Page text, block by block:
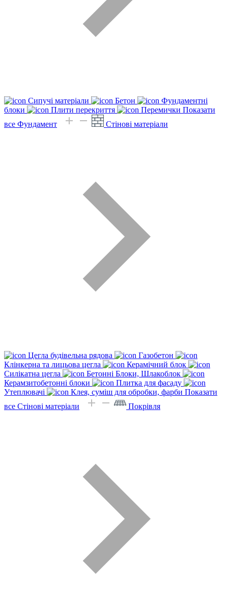
Сипучі матеріали Бетон
Фундаментні
блоки
Плити перекриття Перемички Показати
все Фундамент
Стінові матеріали
Цегла будівельна рядова
Газобетон
Клінкерна та лицьова цегла
Керамічний блок
Силікатна цегла
Бетонні Блоки, Шлакоблок
Керамзитобетонні блоки
Плитка для фасаду
Утеплювачі
Клея, суміш для обробки, фарби Показати
все Стінові матеріали
Покрівля